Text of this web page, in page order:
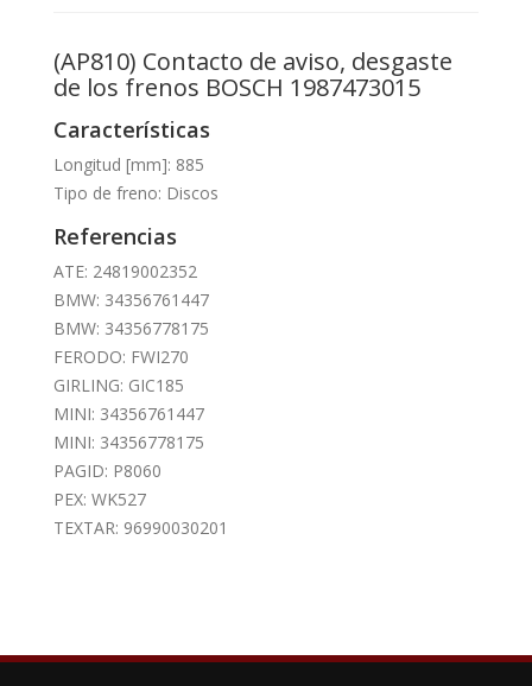
(AP810) Contacto de aviso, desgaste
de los frenos BOSCH 1987473015
Características
Longitud [mm]: 885
Tipo de freno: Discos
Referencias
ATE: 24819002352
BMW: 34356761447
BMW: 34356778175
FERODO: FWI270
GIRLING: GIC185
MINI: 34356761447
MINI: 34356778175
PAGID: P8060
PEX: WK527
TEXTAR: 96990030201